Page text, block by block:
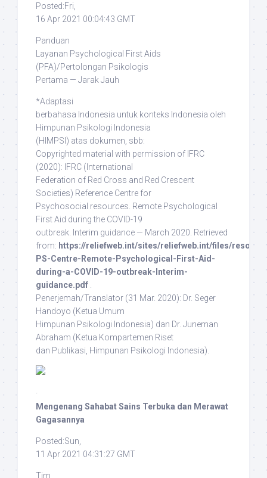
Posted:Fri,
16 Apr 2021 00:04:43 GMT
Panduan
Layanan Psychological First Aids
(PFA)/Pertolongan Psikologis
Pertama — Jarak Jauh
*Adaptasi
berbahasa Indonesia untuk konteks Indonesia oleh
Himpunan Psikologi Indonesia
(HIMPSI) atas dokumen, sbb:
Copyrighted material with permission of IFRC
(2020): IFRC (International
Federation of Red Cross and Red Crescent
Societies) Reference Centre for
Psychosocial resources. Remote Psychological
First Aid during the COVID-19
outbreak. Interim guidance — March 2020. Retrieved
from: https://reliefweb.int/sites/reliefweb.int/files/
PS-Centre-Remote-Psychological-First-Aid-
during-a-COVID-19-outbreak-Interim-
guidance.pdf
Penerjemah/Translator (31 Mar. 2020): Dr. Seger
Handoyo (Ketua Umum
Himpunan Psikologi Indonesia) dan Dr. Juneman
Abraham (Ketua Kompartemen Riset
dan Publikasi, Himpunan Psikologi Indonesia).
·
Mengenang Sahabat Sains Terbuka dan Merawat
Gagasannya
Posted:Sun,
11 Apr 2021 04:31:27 GMT
Tim